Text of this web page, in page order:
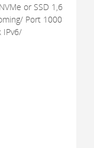
or SSD 1,6
Port 1000
IPv6/